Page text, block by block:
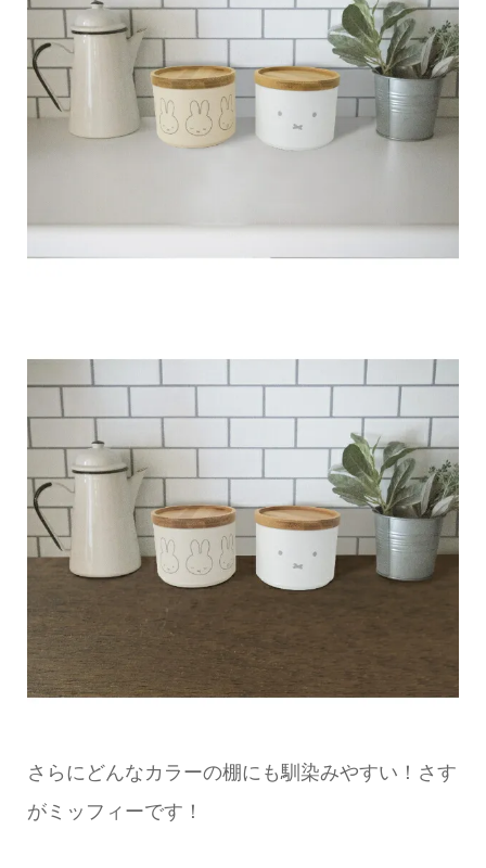
さらにどんなカラーの棚にも馴染みやすい！さす
がミッフィーです！